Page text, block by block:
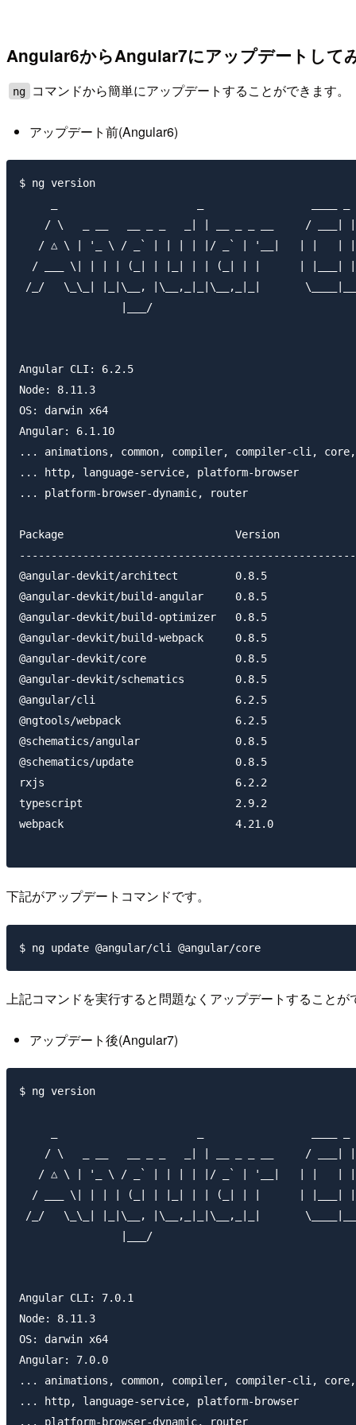
Angular6からAngular7にアップデートして
ng コマンドから簡単にアップデートすることができます。
アップデート前(Angular6)
$ ng version
/ \   _ __   __ _ _   _| | __ _ _ __     / ___| |
/ △ \ | '_ \ / _` | | | | |/ _` | '__|   | |   | |
/ ___ \| | | | (_| | |_| | | (_| | |      | |___|
/_/   \_\_| |_|\__, |\__,_|_|\__,_|_|
                |___/
Angular CLI: 6.2.5
Node: 8.11.3
OS: darwin x64
Angular: 6.1.10
... animations, common, compiler, compiler-cli,
... http, language-service, platform-browser
... platform-browser-dynamic, router
Package                           Version
@angular-devkit/architect         0.8.5
@angular-devkit/build-angular     0.8.5
@angular-devkit/build-optimizer   0.8.5
@angular-devkit/build-webpack     0.8.5
@angular-devkit/core              0.8.5
@angular-devkit/schematics        0.8.5
@angular/cli                      6.2.5
@ngtools/webpack                  6.2.5
@schematics/angular               0.8.5
@schematics/update                0.8.5
rxjs                              6.2.2
typescript                        2.9.2
webpack                           4.21.0
下記がアップデートコマンドです。
上記コマンドを実行すると問題なくアップデートすることが
アップデート後(Angular7)
$ ng version
/ \   _ __   __ _ _   _| | __ _ _ __     / ___| |
/ △ \ | '_ \ / _` | | | | |/ _` | '__|   | |   | |
/ ___ \| | | | (_| | |_| | | (_| | |      | |___|
/_/   \_\_| |_|\__, |\__,_|_|\__,_|_|
                |___/
Angular CLI: 7.0.1
Node: 8.11.3
OS: darwin x64
Angular: 7.0.0
... animations, common, compiler, compiler-cli,
... http, language-service, platform-browser
... platform-browser-dynamic, router